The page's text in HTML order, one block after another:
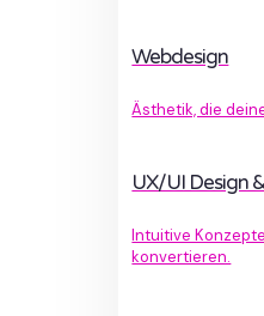
Webdesign
Ästhetik, die
UX/UI Design
Intuitive
konvertieren.